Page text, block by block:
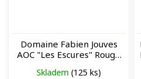
Domaine Fabien Jouves
AOC "Les Escures" Rouge
Skladem (125 ks)